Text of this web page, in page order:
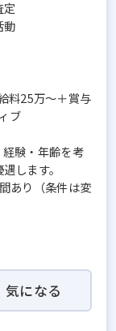
定
動
料25万〜＋賞与
ブ
験・年齢を考
します。
あり（条件は変
気になる